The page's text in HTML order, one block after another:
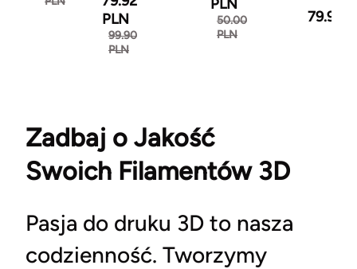
PLN
99.90
PLN
PLN
50.00
PLN
79.92
Zadbaj o Jakość
Swoich Filamentów 3D
Pasja do druku 3D to nasza
codzienność. Tworzymy